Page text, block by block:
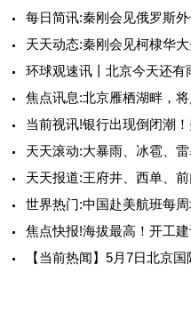
每日简讯:秦刚会见俄罗斯
天天动态:秦刚会见柯棣华
环球观速讯丨北京今天还有
焦点讯息:北京雁栖湖畔，
当前视讯!银行出现倒闭潮
天天滚动:大暴雨、冰雹、
天天报道:王府井、西单、
世界热门:中国赴美航班每
焦点快报!海拔最高！开工
【当前热闻】5月7日北京